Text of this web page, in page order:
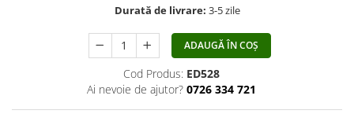
Durată de livrare: 3-5 zile
ADAUGĂ ÎN COȘ
Cod Produs: ED528
Ai nevoie de ajutor? 0726 334 721